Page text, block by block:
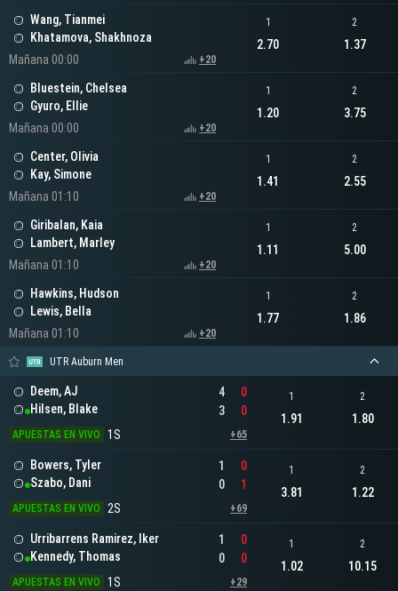
Wang, Tianmei
Khatamova, Shakhnoza
Mañana 00:00
+20
1
2.70
2
1.37
Bluestein, Chelsea
Gyuro, Ellie
Mañana 00:00
+20
1
1.20
2
3.75
Center, Olivia
Kay, Simone
Mañana 01:10
+20
1
1.41
2
2.55
Giribalan, Kaia
Lambert, Marley
Mañana 01:10
+20
1
1.11
2
5.00
Hawkins, Hudson
Lewis, Bella
Mañana 01:10
+20
1
1.77
2
1.86
UTR Auburn Men
Deem, AJ
Hilsen, Blake
4
3
0
0
APUESTAS EN VIVO 1S +65
1
1.91
2
1.80
Bowers, Tyler
Szabo, Dani
1
0
0
1
APUESTAS EN VIVO 2S +69
1
3.81
2
1.22
Urribarrens Ramirez, Iker
Kennedy, Thomas
1
0
0
0
APUESTAS EN VIVO 1S +29
1
1.02
2
10.15